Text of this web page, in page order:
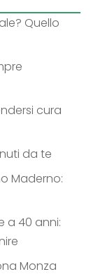
Quello
cura
da te
Maderno:
a 40 anni:
Monza